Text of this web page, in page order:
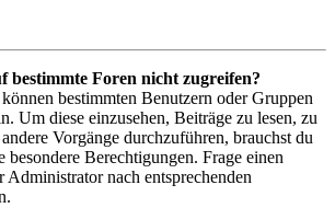
bestimmte Foren nicht zugreifen?
bestimmten Benutzern oder Gruppen
Um diese einzusehen, Beiträge zu lesen, zu
Vorgänge durchzuführen, brauchst du
besondere Berechtigungen. Frage einen
Administrator nach entsprechenden